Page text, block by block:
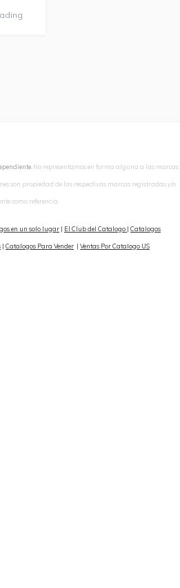
No representamos en forma alguna a las marcas
son propiedad de las respectivas marcas registradas y/o
como referencia.
en un solo lugar | El Club del Catalogo | Catalogos
| Catalogos Para Vender | Ventas Por Catalogo US